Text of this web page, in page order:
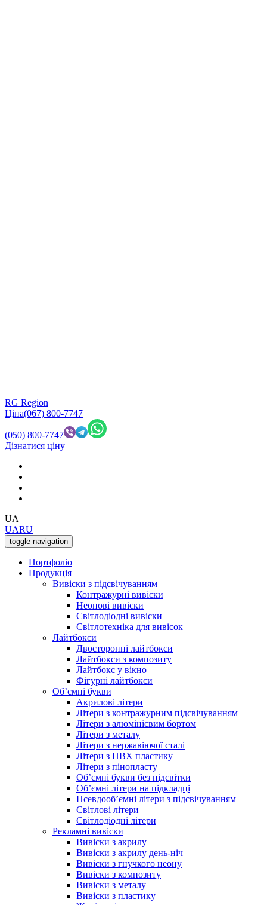
RG Region
Ціна(067) 800-7747
(050) 800-7747
Дізнатися ціну
UA
UARU
toggle navigation
Портфоліо
Продукція
Вивіски з підсвічуванням
Контражурні вивіски
Неонові вивіски
Світлодіодні вивіски
Світлотехніка для вивісок
Лайтбокси
Двосторонні лайтбокси
Лайтбокси з композиту
Лайтбокс у вікно
Фігурні лайтбокси
Об’ємні букви
Акрилові літери
Літери з контражурним підсвічуванням
Літери з алюмінієвим бортом
Літери з металу
Літери з нержавіючої сталі
Літери з ПВХ пластику
Літери з пінопласту
Об’ємні букви без підсвітки
Об’ємні літери на підкладці
Псевдооб’ємні літери з підсвічуванням
Світлові літери
Світлодіодні літери
Рекламні вивіски
Вивіски з акрилу
Вивіски з акрилу день-ніч
Вивіски з гнучкого неону
Вивіски з композиту
Вивіски з металу
Вивіски з пластику